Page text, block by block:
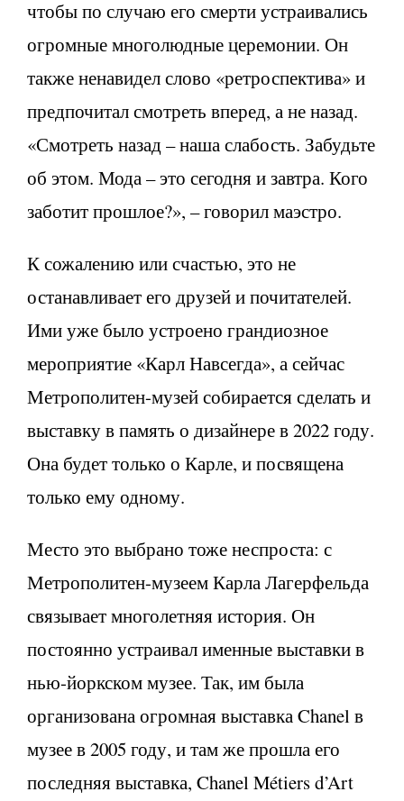
чтобы по случаю его смерти устраивались
огромные многолюдные церемонии. Он
также ненавидел слово «ретроспектива» и
предпочитал смотреть вперед, а не назад.
«Смотреть назад – наша слабость. Забудьте
об этом. Мода – это сегодня и завтра. Кого
заботит прошлое?», – говорил маэстро.
К сожалению или счастью, это не
останавливает его друзей и почитателей.
Ими уже было устроено грандиозное
мероприятие «Карл Навсегда», а сейчас
Метрополитен-музей собирается сделать и
выставку в память о дизайнере в 2022 году.
Она будет только о Карле, и посвящена
только ему одному.
Место это выбрано тоже неспроста: с
Метрополитен-музеем Карла Лагерфельда
связывает многолетняя история. Он
постоянно устраивал именные выставки в
нью-йоркском музее. Так, им была
организована огромная выставка Chanel в
музее в 2005 году, и там же прошла его
последняя выставка, Chanel Métiers d’Art